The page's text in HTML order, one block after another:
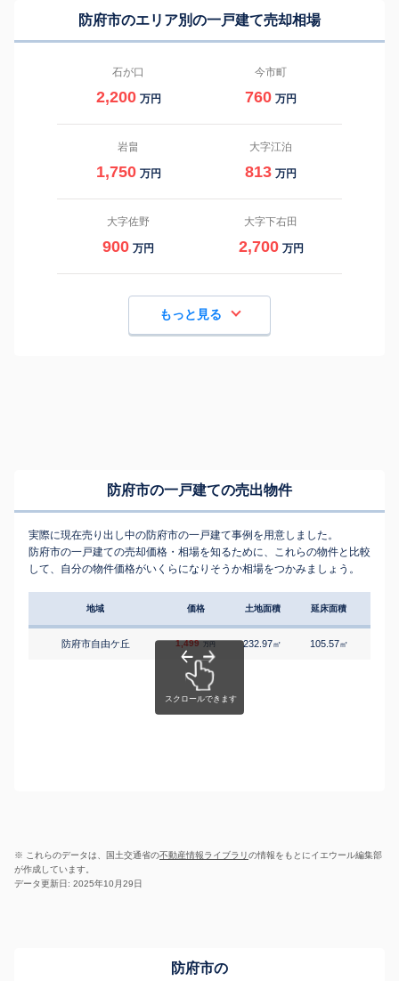
防府市のエリア別の一戸建て売却相場
石が口
2,200 万円
今市町
760 万円
岩畠
1,750 万円
大字江泊
813 万円
大字佐野
900 万円
大字下右田
2,700 万円
もっと見る
防府市の一戸建ての売出物件
実際に現在売り出し中の防府市の一戸建て事例を用意しました。
防府市の一戸建ての売却価格・相場を知るために、これらの物件と比較
して、自分の物件価格がいくらになりそうか相場をつかみましょう。
地域 価格 土地面積 延床面積
防府市自由ケ丘 1,499 万円 232.97㎡ 105.57㎡
※ これらのデータは、国土交通省の不動産情報ライブラリの情報をもとにイエウール編集部
が作成しています。
データ更新日: 2025年10月29日
防府市の